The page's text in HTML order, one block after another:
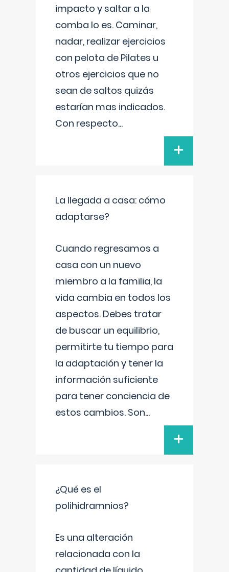
impacto y saltar a la
comba lo es. Caminar,
nadar, realizar ejercicios
con pelota de Pilates u
otros ejercicios que no
sean de saltos quizás
estarían mas indicados.
Con respecto...
+
La llegada a casa: cómo
adaptarse?
Cuando regresamos a
casa con un nuevo
miembro a la familia, la
vida cambia en todos los
aspectos. Debes tratar
de buscar un equilibrio,
permitirte tu tiempo para
la adaptación y tener la
información suficiente
para tener conciencia de
estos cambios. Son...
+
¿Qué es el
polihidramnios?
Es una alteración
relacionada con la